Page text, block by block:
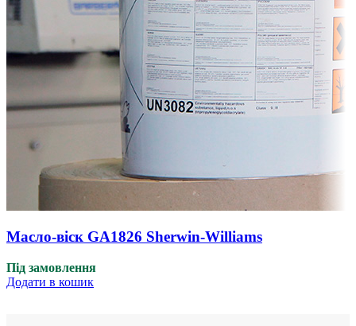
Масло-віск GA1826 Sherwin-Williams
Під замовлення
Додати в кошик